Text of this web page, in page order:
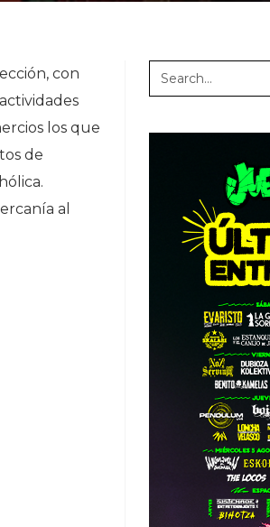
con
los que
de
al